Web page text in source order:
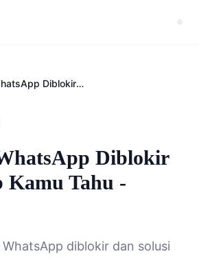
7 Ciri-ciri WhatsApp Diblokir yang Wajib Kamu Tahu - Kirimi.id
Diblokir
Kamu Tahu -
diblokir dan solusi